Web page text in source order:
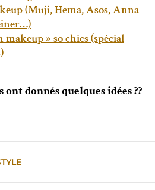
(Muji, Hema, Asos, Anna
makeup » so chics (spécial
donnés quelques idées ??